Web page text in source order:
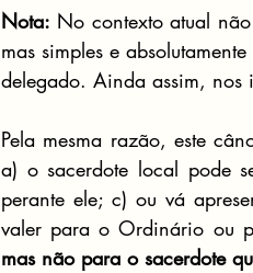
Nota: No contexto atual
mas simples e
delegado. Ainda assim, nos
Pela mesma razão, este
a) o sacerdote local pode
perante ele; c) ou vá
mas não para o sacerdote